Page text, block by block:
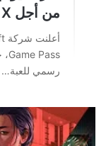
من أجل Rainbow Six Siege X
رسمي للعبة…